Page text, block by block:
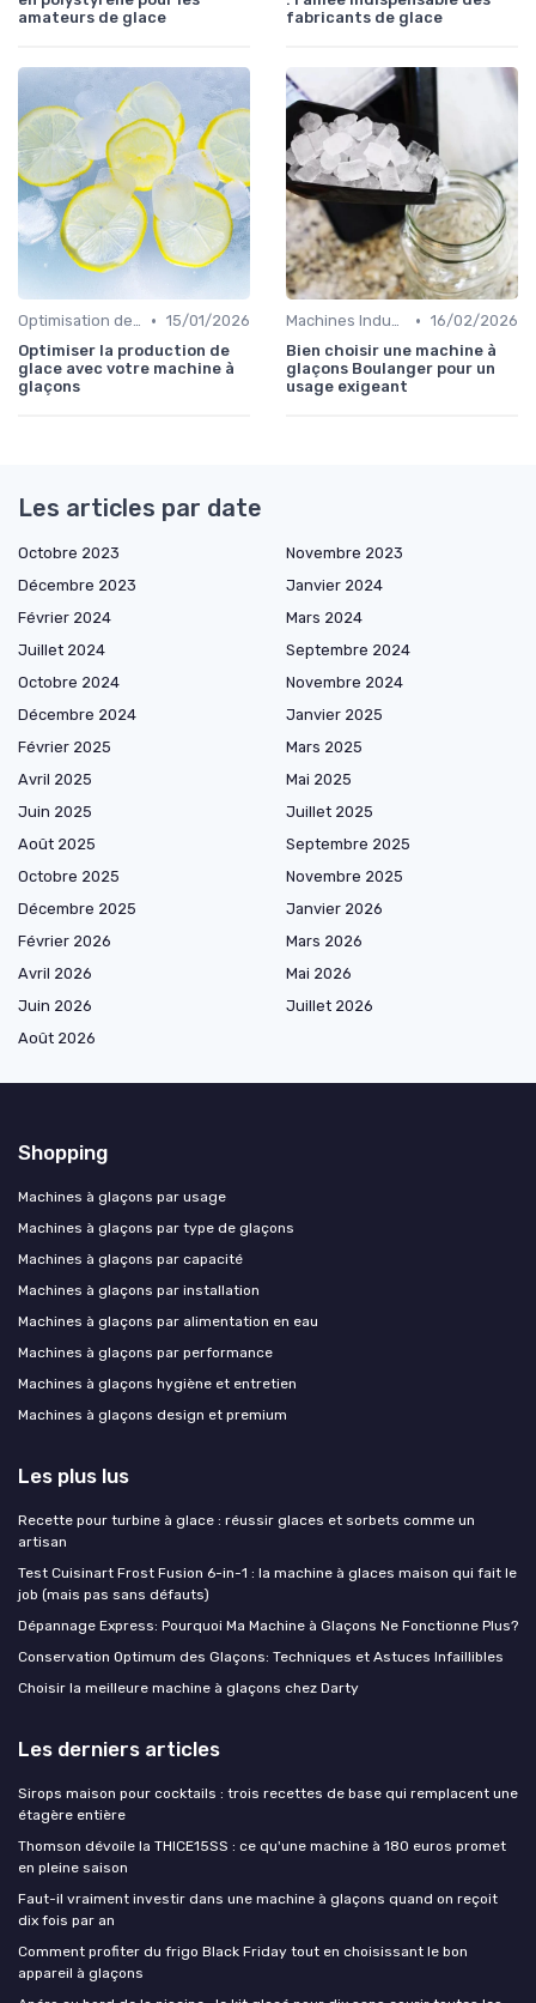
amateurs de glace
fabricants de glace
Optimisation de Production • 15/01/2026
Optimiser la production de
glace avec votre machine à
glaçons
Machines Industrielles • 16/02/2026
Bien choisir une machine à
glaçons Boulanger pour un
usage exigeant
Les articles par date
Octobre 2023
Novembre 2023
Décembre 2023
Janvier 2024
Février 2024
Mars 2024
Juillet 2024
Septembre 2024
Octobre 2024
Novembre 2024
Décembre 2024
Janvier 2025
Février 2025
Mars 2025
Avril 2025
Mai 2025
Juin 2025
Juillet 2025
Août 2025
Septembre 2025
Octobre 2025
Novembre 2025
Décembre 2025
Janvier 2026
Février 2026
Mars 2026
Avril 2026
Mai 2026
Juin 2026
Juillet 2026
Août 2026
Shopping
Machines à glaçons par usage
Machines à glaçons par type de glaçons
Machines à glaçons par capacité
Machines à glaçons par installation
Machines à glaçons par alimentation en eau
Machines à glaçons par performance
Machines à glaçons hygiène et entretien
Machines à glaçons design et premium
Les plus lus
Recette pour turbine à glace : réussir glaces et sorbets comme un
artisan
Test Cuisinart Frost Fusion 6-in-1 : la machine à glaces maison qui fait le
job (mais pas sans défauts)
Dépannage Express: Pourquoi Ma Machine à Glaçons Ne Fonctionne Plus?
Conservation Optimum des Glaçons: Techniques et Astuces Infaillibles
Choisir la meilleure machine à glaçons chez Darty
Les derniers articles
Sirops maison pour cocktails : trois recettes de base qui remplacent une
étagère entière
Thomson dévoile la THICE15SS : ce qu'une machine à 180 euros promet
en pleine saison
Faut-il vraiment investir dans une machine à glaçons quand on reçoit
dix fois par an
Comment profiter du frigo Black Friday tout en choisissant le bon
appareil à glaçons